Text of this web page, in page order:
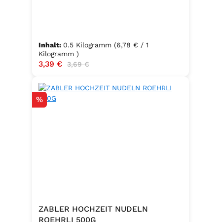
Inhalt: 0.5 Kilogramm (6,78 € / 1
Kilogramm )
Verkaufspreis:
3,39 € Regulärer Preis:
3,69 €
Rabatt
%
ZABLER HOCHZEIT NUDELN
ROEHRLI 500G